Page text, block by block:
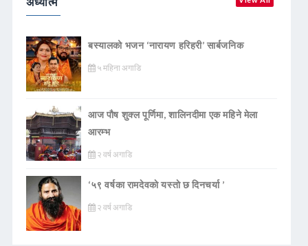
बस्यालको भजन ‘नारायण हरिहरी’ सार्बजनिक
५ महिना अगाडि
आज पौष शुक्ल पूर्णिमा, शालिनदीमा एक महिने मेला
आरम्भ
२ वर्ष अगाडि
‘५९ वर्षका रामदेवकाे यस्ताे छ दिनचर्या ’
२ वर्ष अगाडि